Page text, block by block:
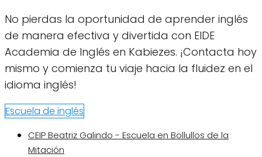
No pierdas la oportunidad de aprender inglés
de manera efectiva y divertida con EIDE
Academia de Inglés en Kabiezes. ¡Contacta hoy
mismo y comienza tu viaje hacia la fluidez en el
idioma inglés!
Escuela de inglés
CEIP Beatriz Galindo - Escuela en Bollullos de la
Mitación